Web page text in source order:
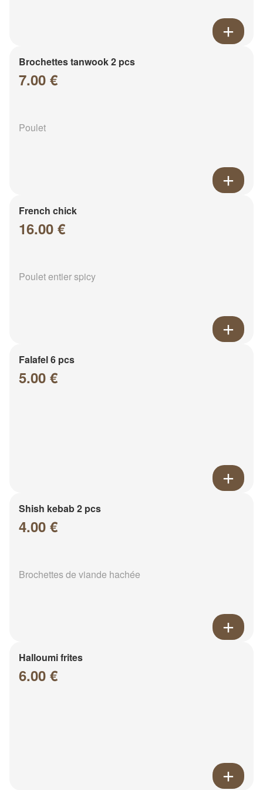
Brochettes tanwook 2 pcs
7.00 €
Poulet
French chick
16.00 €
Poulet entier spicy
Falafel 6 pcs
5.00 €
Shish kebab 2 pcs
4.00 €
Brochettes de viande hachée
Halloumi frites
6.00 €